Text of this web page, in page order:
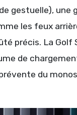
gestuelle), une
les feux
précis. La
de
du